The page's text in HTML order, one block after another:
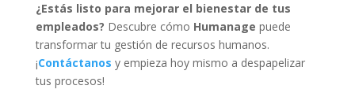
¿Estás listo para mejorar el bienestar de tus
empleados? Descubre cómo Humanage puede
transformar tu gestión de recursos humanos.
¡Contáctanos y empieza hoy mismo a despapelizar
tus procesos!